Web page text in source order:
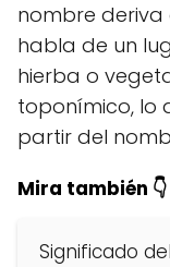
nombre
habla de un
hierba o
toponímico, lo
partir del
Mira también 👇
Significado